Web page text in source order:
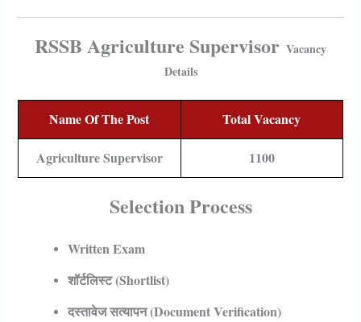
RSSB Agriculture Supervisor Vacancy
Details
Name Of The Post Total Vacancy
Agriculture Supervisor 1100
Selection Process
Written Exam
शॉर्टलिस्ट (Shortlist)
दस्तावेज सत्यापन (Document Verification)